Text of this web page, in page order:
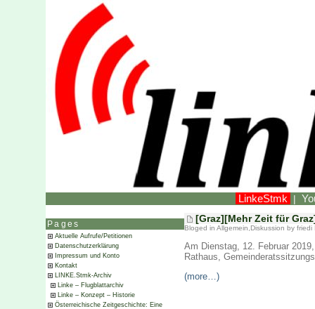
LinkeStmk |
Pages
Aktuelle Aufrufe/Petitionen
Datenschutzerklärung
Impressum und Konto
Kontakt
LINKE.Stmk-Archiv
Linke – Flugblattarchiv
Linke – Konzept – Historie
Österreichische Zeitgeschichte: Eine
[Graz][Mehr Zeit für
Bloged in Allgemein Diskussion by friedi
Am Dienstag, 12. Februar
Rathaus,
(more…)